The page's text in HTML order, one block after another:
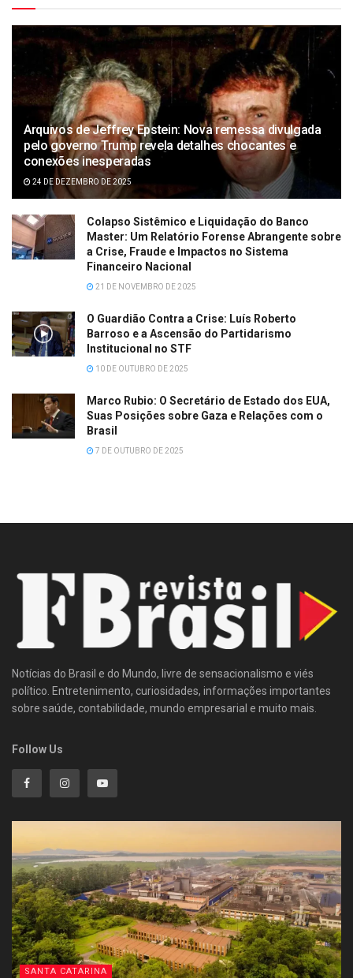
Arquivos de Jeffrey Epstein: Nova remessa divulgada
pelo governo Trump revela detalhes chocantes e
conexões inesperadas
24 DE DEZEMBRO DE 2025
Colapso Sistêmico e Liquidação do Banco
Master: Um Relatório Forense Abrangente sobre
a Crise, Fraude e Impactos no Sistema
Financeiro Nacional
21 DE NOVEMBRO DE 2025
O Guardião Contra a Crise: Luís Roberto
Barroso e a Ascensão do Partidarismo
Institucional no STF
10 DE OUTUBRO DE 2025
Marco Rubio: O Secretário de Estado dos EUA,
Suas Posições sobre Gaza e Relações com o
Brasil
7 DE OUTUBRO DE 2025
Notícias do Brasil e do Mundo, livre de sensacionalismo e viés
político. Entretenimento, curiosidades, informações importantes
sobre saúde, contabilidade, mundo empresarial e muito mais.
Follow Us
SANTA CATARINA